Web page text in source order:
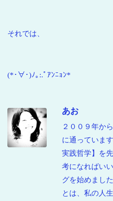
それでは、
(*･∀･)ﾉ｡:.ﾟｱﾝﾆｮﾝ*
あお
２００９年か
に通っていま
実践哲学】を
考になればい
グを始めまし
とは、私の人